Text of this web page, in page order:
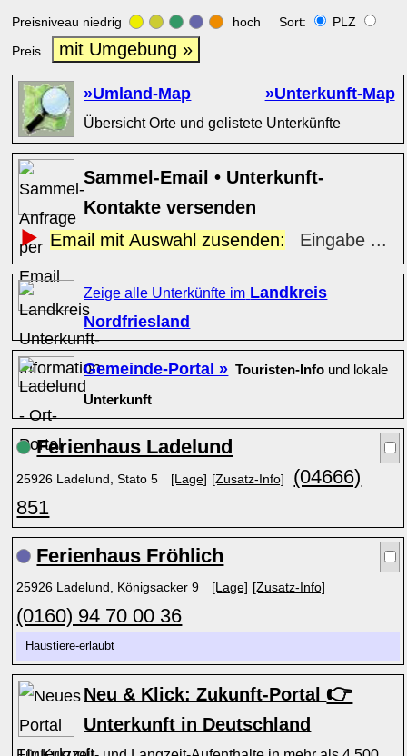
Preisniveau niedrig hoch Sort:
PLZ
Preis
mit Umgebung »
»Umland-Map »Unterkunft-Map
Übersicht Orte und gelistete Unterkünfte
Sammel-Email • Unterkunft-
Kontakte versenden
Email mit Auswahl zusenden:
Eingabe ...
Zeige alle Unterkünfte im Landkreis
Nordfriesland
Gemeinde-Portal » Touristen-Info und lokale
Unterkunft
Ferienhaus Ladelund
25926 Ladelund, Stato 5 [Lage] [Zusatz-Info]
(04666)
851
Ferienhaus Fröhlich
25926 Ladelund, Königsacker 9 [Lage] [Zusatz-Info]
(0160) 94 70 00 36
Haustiere-erlaubt
Neu & Klick: Zukunft-Portal 👉
Unterkunft in Deutschland